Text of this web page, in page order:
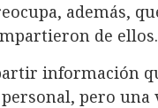
además,
de ellos.
información
pero